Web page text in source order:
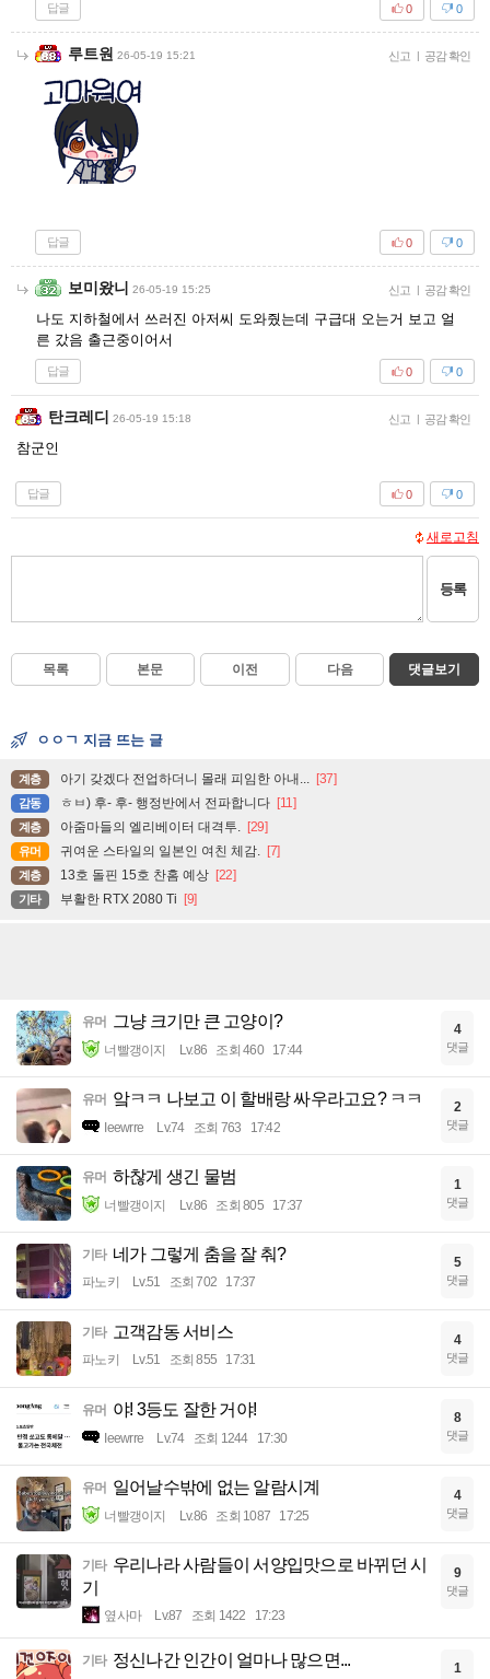
답글 0
0
루트원 26-05-19 15:21 신고 공감 확인
답글 0
0
보미왔니 26-05-19 15:25 신고 공감 확인
나도 지하철에서 쓰러진 아저씨 도와줬는데 구급대 오는거 보고 얼
른 갔음 출근중이어서
답글 0
0
탄크레디 26-05-19 15:18 신고 공감 확인
참군인
답글 0
0
새로고침
등록
목록 본문 이전 다음 댓글보기
ㅇㅇㄱ 지금 뜨는 글
계층 아기 갖겠다 전업하더니 몰래 피임한 아내... [37]
감동 ㅎㅂ) 후- 후- 행정반에서 전파합니다 [11]
계층 아줌마들의 엘리베이터 대격투. [29]
유머 귀여운 스타일의 일본인 여친 체감. [7]
계층 13호 돌핀 15호 찬홈 예상 [22]
기타 부활한 RTX 2080 Ti [9]
유머 그냥 크기만 큰 고양이?
너빨갱이지 Lv.86 조회 460 17:44
4
댓글
유머 앜ㅋㅋ 나보고 이 할배랑 싸우라고요? ㅋㅋ
Ieewrre Lv.74 조회 763 17:42
2
댓글
유머 하찮게 생긴 물범
너빨갱이지 Lv.86 조회 805 17:37
1
댓글
기타 네가 그렇게 춤을 잘 춰?
파노키 Lv.51 조회 702 17:37
5
댓글
기타 고객감동 서비스
파노키 Lv.51 조회 855 17:31
4
댓글
유머 야! 3등도 잘한 거야!
Ieewrre Lv.74 조회 1244 17:30
8
댓글
유머 일어날수밖에 없는 알람시계
너빨갱이지 Lv.86 조회 1087 17:25
4
댓글
기타 우리나라 사람들이 서양입맛으로 바뀌던 시
기
옆사마 Lv.87 조회 1422 17:23
9
댓글
기타 정신나간 인간이 얼마나 많으면... 1